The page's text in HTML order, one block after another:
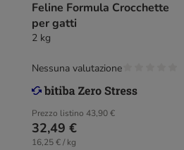
Feline Formula Crocchette
per gatti
2 kg
Prezzo listino 43,90 €
32,49 €
16,25 € / kg
Nessuna valutazione